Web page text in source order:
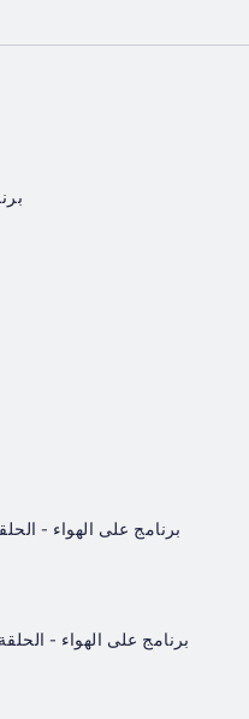
برنامج على الهواء -
برنامج على الهواء -